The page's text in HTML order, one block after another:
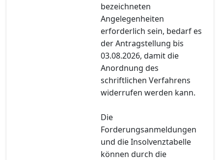
bezeichneten
Angelegenheiten
erforderlich sein, bedarf es
der Antragstellung bis
03.08.2026, damit die
Anordnung des
schriftlichen Verfahrens
widerrufen werden kann.
Die
Forderungsanmeldungen
und die Insolvenztabelle
können durch die